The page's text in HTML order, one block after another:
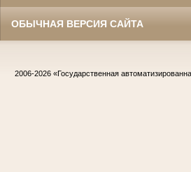
ОБЫЧНАЯ ВЕРСИЯ САЙТА
2006-2026 «Государственная